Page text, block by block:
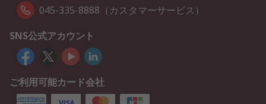
045-335-8888（カスタマーサービス）
SNS公式アカウント
ご利用可能カード会社